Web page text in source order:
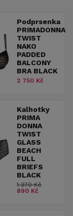
Podprsenka
PRIMADONNA
TWIST
NAKO
PADDED
BALCONY
BRA BLACK
2 750 Kč
Kalhotky
PRIMA
DONNA
TWIST
GLASS
BEACH
FULL
BRIEFS
BLACK
1 370 Kč
890 Kč